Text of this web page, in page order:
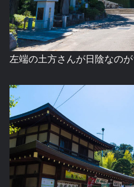
左端の土方さんが日陰なのが